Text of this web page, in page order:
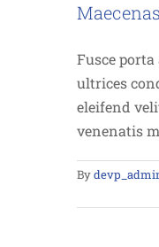
Fusce
ultrices
eleifend
venenatis
By